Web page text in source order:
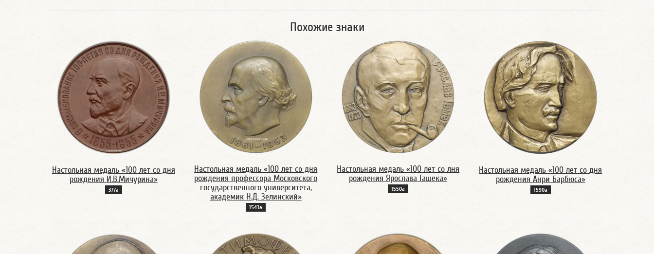
Похожие знаки
Настольная медаль «100 лет со дня
рождения И.В.Мичурина»
377а
Настольная медаль «100 лет со дня
рождения профессора Московского
государственного университета,
академик Н.Д. Зелинский»
1543а
Настольная медаль «100 лет со лня
рождения Ярослава Гашека»
1550а
Настольная медаль «100 лет со дня
рождения Анри Барбюса»
1590а